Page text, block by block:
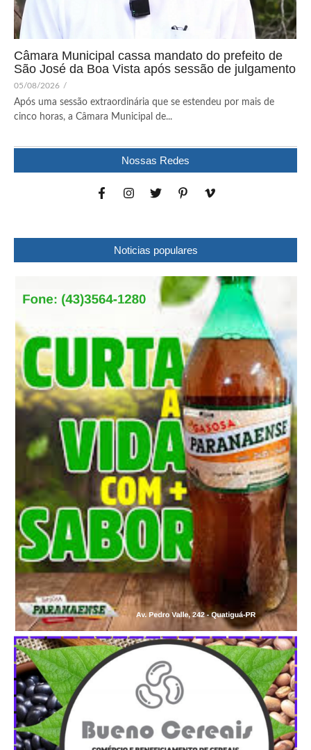
Câmara Municipal cassa mandato do prefeito de
São José da Boa Vista após sessão de julgamento
05/08/2026 /
Após uma sessão extraordinária que se estendeu por mais de
cinco horas, a Câmara Municipal de...
Nossas Redes
Noticias populares